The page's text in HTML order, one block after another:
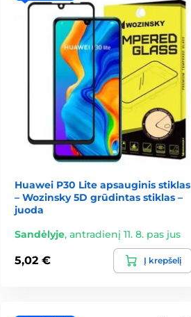
Huawei P30 Lite apsauginis stiklas
– Wozinsky 5D grūdintas stiklas –
juoda
Sandėlyje, antradienį 11. 8. pas jus
5,02 € Į krepšelį